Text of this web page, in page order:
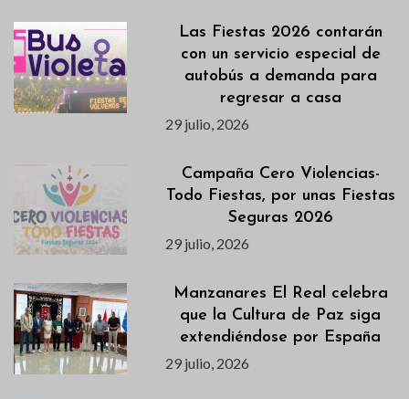
Las Fiestas 2026 contarán
con un servicio especial de
autobús a demanda para
regresar a casa
29 julio, 2026
Campaña Cero Violencias-
Todo Fiestas, por unas Fiestas
Seguras 2026
29 julio, 2026
Manzanares El Real celebra
que la Cultura de Paz siga
extendiéndose por España
29 julio, 2026